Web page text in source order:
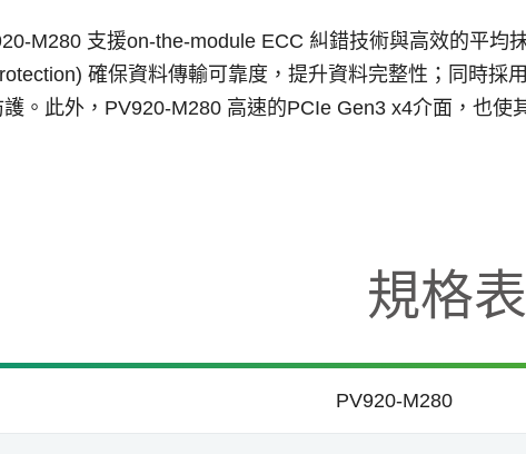
M280 支援on-the-module ECC 糾錯技術與高效的平均
確保資料傳輸可靠度，提升資料完整性；同時採
。此外，PV920-M280 高速的PCIe Gen3 x4介面，也使
規格表
PV920-M280